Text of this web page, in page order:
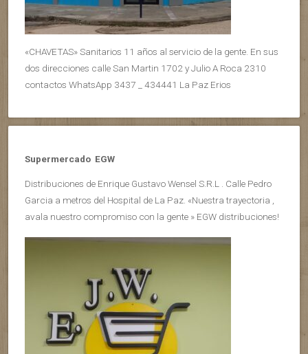
«CHAVETAS» Sanitarios 11 años al servicio de la gente. En sus
dos direcciones calle San Martin 1702 y Julio A Roca 2310
contactos WhatsApp 3437 _ 434441 La Paz Erios
Supermercado EGW
Distribuciones de Enrique Gustavo Wensel S.R.L . Calle Pedro
Garcia a metros del Hospital de La Paz. «Nuestra trayectoria ,
avala nuestro compromiso con la gente » EGW distribuciones!